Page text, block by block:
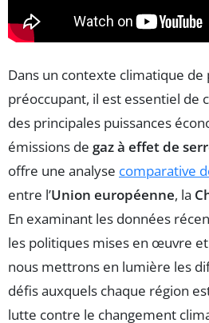
Dans un contexte climatique de
préoccupant, il est essentiel de
des principales puissances
émissions de gaz à effet de
offre une analyse comparative
entre l’Union européenne, la
En examinant les données
les politiques mises en œuvre
nous mettrons en lumière les
défis auxquels chaque région
lutte contre le changement